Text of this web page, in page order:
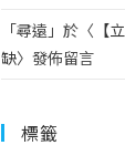
「尋遠 」於〈 【
缺〉發佈留言
標籤